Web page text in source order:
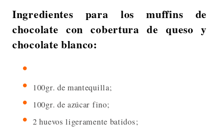
Ingredientes para los muffins de
chocolate con cobertura de queso y
chocolate blanco:
100gr. de mantequilla;
100gr. de azúcar fino;
2 huevos ligeramente batidos;